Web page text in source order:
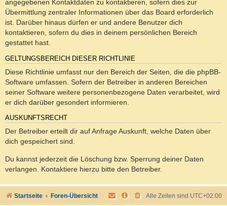
angegebenen Kontaktdaten zu kontaktieren, sofern dies zur
Übermittlung zentraler Informationen über das Board erforderlich
ist. Darüber hinaus dürfen er und andere Benutzer dich
kontaktieren, sofern du dies in deinem persönlichen Bereich
gestattet hast.
GELTUNGSBEREICH DIESER RICHTLINIE
Diese Richtlinie umfasst nur den Bereich der Seiten, die die phpBB-
Software umfassen. Sofern der Betreiber in anderen Bereichen
seiner Software weitere personenbezogene Daten verarbeitet, wird
er dich darüber gesondert informieren.
AUSKUNFTSRECHT
Der Betreiber erteilt dir auf Anfrage Auskunft, welche Daten über
dich gespeichert sind.
Du kannst jederzeit die Löschung bzw. Sperrung deiner Daten
verlangen. Kontaktiere hierzu bitte den Betreiber.
Startseite Foren-Übersicht Alle Zeiten sind UTC+02:00